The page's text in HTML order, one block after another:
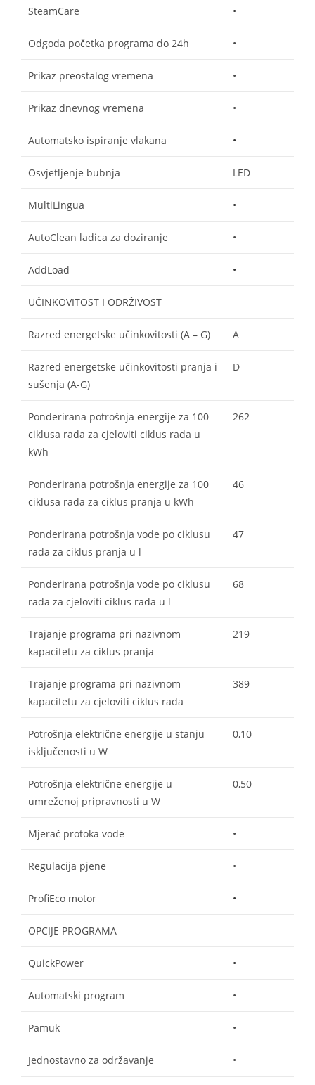
SteamCare •
Odgoda početka programa do 24h •
Prikaz preostalog vremena •
Prikaz dnevnog vremena •
Automatsko ispiranje vlakana •
Osvjetljenje bubnja LED
MultiLingua •
AutoClean ladica za doziranje •
AddLoad •
UČINKOVITOST I ODRŽIVOST
Razred energetske učinkovitosti (A – G) A
Razred energetske učinkovitosti pranja i
sušenja (A-G)
D
Ponderirana potrošnja energije za 100
ciklusa rada za cjeloviti ciklus rada u
kWh
262
Ponderirana potrošnja energije za 100
ciklusa rada za ciklus pranja u kWh
46
Ponderirana potrošnja vode po ciklusu
rada za ciklus pranja u l
47
Ponderirana potrošnja vode po ciklusu
rada za cjeloviti ciklus rada u l
68
Trajanje programa pri nazivnom
kapacitetu za ciklus pranja
219
Trajanje programa pri nazivnom
kapacitetu za cjeloviti ciklus rada
389
Potrošnja električne energije u stanju
isključenosti u W
0,10
Potrošnja električne energije u
umreženoj pripravnosti u W
0,50
Mjerač protoka vode •
Regulacija pjene •
ProfiEco motor •
OPCIJE PROGRAMA
QuickPower •
Automatski program •
Pamuk •
Jednostavno za održavanje •